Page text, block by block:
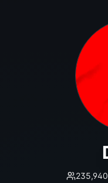
235,940